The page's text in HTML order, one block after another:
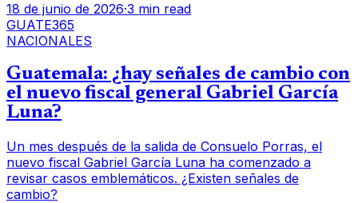
18 de junio de 2026·3 min read
GUATE365
NACIONALES
Guatemala: ¿hay señales de cambio con
el nuevo fiscal general Gabriel García
Luna?
Un mes después de la salida de Consuelo Porras, el
nuevo fiscal Gabriel García Luna ha comenzado a
revisar casos emblemáticos. ¿Existen señales de
cambio?